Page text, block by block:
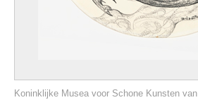
Koninklijke Musea voor Schone Kunsten